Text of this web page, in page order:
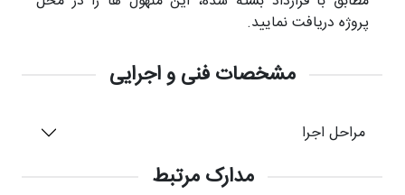
پروژه دریافت نمایید.
مشخصات فنی و اجرایی
مراحل اجرا
مدارک مرتبط